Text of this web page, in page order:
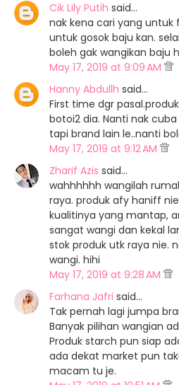
Cik Lily Putih said…
nak kena cari yang untuk
untuk gosok baju kan.
boleh gak wangikan baju
May 17, 2019 at 9:09 AM
Hanny Abdullh said…
First time dgr
botoi2 dia. Nanti nak
tapi brand lain le..nanti
May 17, 2019 at 9:12 AM
Zharif Azis said…
wahhhhhh wangilah
raya. produk afy haniff
kualitinya yang mantap,
sangat wangi dan kekal
stok produk utk raya nie.
wangi. hihi
May 17, 2019 at 9:28 AM
Farhana Jafri said…
Tak pernah lagi jumpa
Banyak pilihan wangian
Produk starch pun siap
ada dekat market pun
macam tu je.